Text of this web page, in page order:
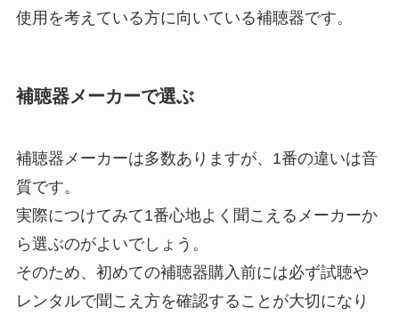
使用を考えている方に向いている補聴器です。
補聴器メーカーで選ぶ
補聴器メーカーは多数ありますが、1番の違いは音
質です。
実際につけてみて1番心地よく聞こえるメーカーか
ら選ぶのがよいでしょう。
そのため、初めての補聴器購入前には必ず試聴や
レンタルで聞こえ方を確認することが大切になり